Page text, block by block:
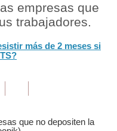
empresas que
trabajadores.
más de 2 meses si